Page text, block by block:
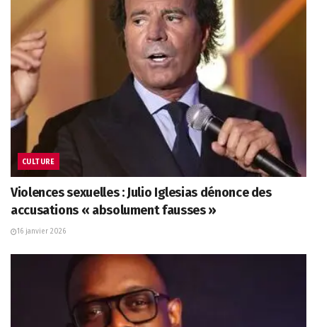
CULTURE
Violences sexuelles : Julio Iglesias dénonce des
accusations « absolument fausses »
16 janvier 2026